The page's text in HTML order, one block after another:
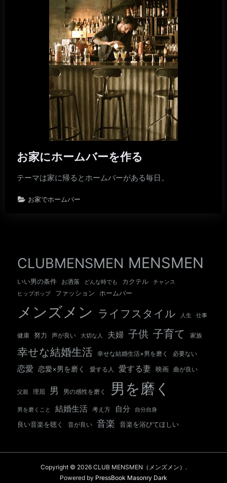
お家にホームバーを作る
テーマは家に帰るとホームバーがある毎日。
お家でホームバー
CLUBMENSMEN MENSMEN
いい男の条件 お洒落 どんな時でも カクテル チャンス
ヒップポップ ファッション ホームバー
メンズメン ライフスタイル 人生 仕事
健康 努力 声が良い 大切な人 夫婦 子供 子育て 家族
幸せな結婚生活 幸せな結婚生活×男を磨く 必要ない
恋愛 恋愛×男を磨く 愛する人 愛する妻 映画 曲が良い
父親 理屈 男 男の感性を磨く 男を磨く
男を磨くこと 結婚生活 考え方 自分 自分自身
良い音楽を聴く 音が良い 音楽 音楽を浴びてほしい
Copyright © 2026 CLUB MENSMEN（メンズメン）.
Powered by PressBook Masonry Dark